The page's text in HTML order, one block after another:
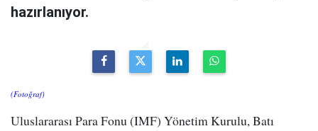
hazırlanıyor.
(Fotoğraf)
Uluslararası Para Fonu (IMF) Yönetim Kurulu, Batı